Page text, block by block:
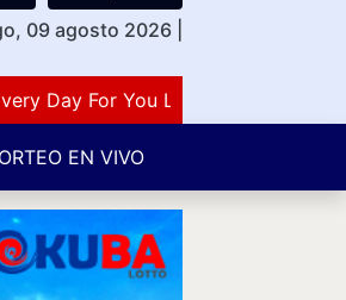
09 agosto 2026
For You Lovers Of Number
EN VIVO